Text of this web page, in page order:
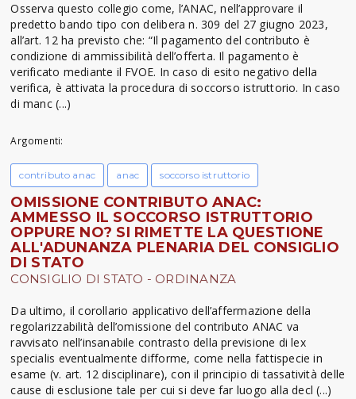
Osserva questo collegio come, l’ANAC, nell’approvare il
predetto bando tipo con delibera n. 309 del 27 giugno 2023,
all’art. 12 ha previsto che: “Il pagamento del contributo è
condizione di ammissibilità dell’offerta. Il pagamento è
verificato mediante il FVOE. In caso di esito negativo della
verifica, è attivata la procedura di soccorso istruttorio. In caso
di manc (...)
Argomenti:
contributo anac anac soccorso istruttorio
OMISSIONE CONTRIBUTO ANAC:
AMMESSO IL SOCCORSO ISTRUTTORIO
OPPURE NO? SI RIMETTE LA QUESTIONE
ALL'ADUNANZA PLENARIA DEL CONSIGLIO
DI STATO
CONSIGLIO DI STATO - ORDINANZA
Da ultimo, il corollario applicativo dell’affermazione della
regolarizzabilità dell’omissione del contributo ANAC va
ravvisato nell’insanabile contrasto della previsione di lex
specialis eventualmente difforme, come nella fattispecie in
esame (v. art. 12 disciplinare), con il principio di tassatività delle
cause di esclusione tale per cui si deve far luogo alla decl (...)